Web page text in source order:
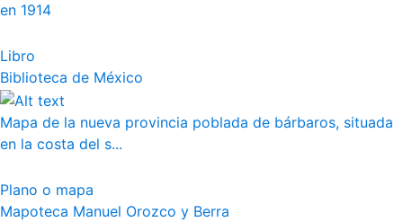
en 1914
Libro
Biblioteca de México
Mapa de la nueva provincia poblada de bárbaros, situada
en la costa del s...
Plano o mapa
Mapoteca Manuel Orozco y Berra